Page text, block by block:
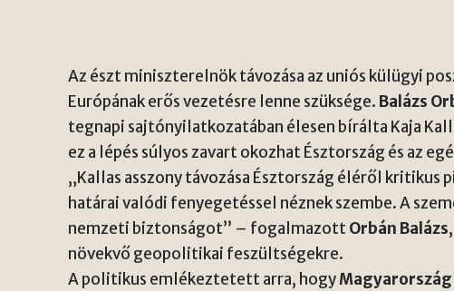
Az észt miniszterelnök távozása az uniós külügyi
Európának erős vezetésre lenne szüksége. Balázs
tegnapi sajtónyilatkozatában élesen bírálta Kaja
ez a lépés súlyos zavart okozhat Észtország és az
„Kallas asszony távozása Észtország éléről
határai valódi fenyegetéssel néznek szembe. A
nemzeti biztonságot” – fogalmazottOrbán Balázs
növekvő geopolitikai feszültségekre.
A politikus emlékeztetett arra, hogyMagyarország